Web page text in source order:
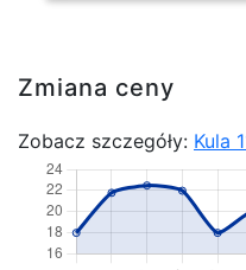
Zmiana ceny
Zobacz szczegóły: Kula